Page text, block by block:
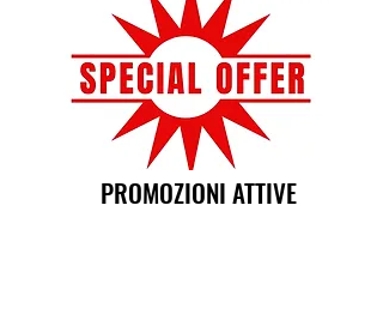
PROMOZIONI ATTIVE